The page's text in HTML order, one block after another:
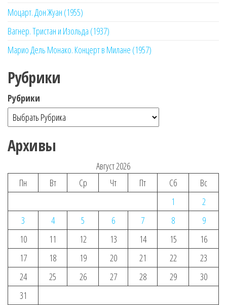
Моцарт. Дон Жуан (1955)
Вагнер. Тристан и Изольда (1937)
Марио Дель Монако. Концерт в Милане (1957)
Рубрики
Рубрики
Архивы
Август 2026
Пн
Вт Ср Чт Пт Сб
Вс
1
2
3
4 5 6 7 8
9
10
11 12 13 14 15
16
17
18 19 20 21 22
23
24
25 26 27 28 29
30
31